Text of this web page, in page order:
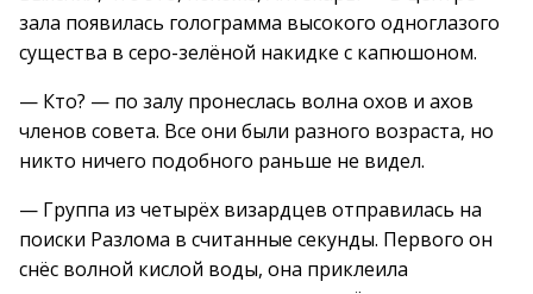
зала появилась голограмма высокого одноглазого
существа в серо-зелёной накидке с капюшоном.
— Кто? — по залу пронеслась волна охов и ахов
членов совета. Все они были разного возраста, но
никто ничего подобного раньше не видел.
— Группа из четырёх визардцев отправилась на
поиски Разлома в считанные секунды. Первого он
снёс волной кислой воды, она приклеила